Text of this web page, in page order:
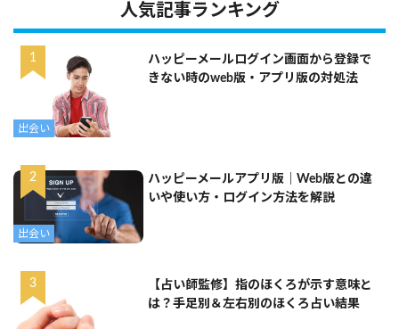
人気記事ランキング
出会い
ハッピーメールログイン画面から登録で
きない時のweb版・アプリ版の対処法
出会い
ハッピーメールアプリ版｜Web版との違
いや使い方・ログイン方法を解説
【占い師監修】指のほくろが示す意味と
は？手足別＆左右別のほくろ占い結果